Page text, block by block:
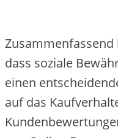
Zusammenfassend
d‬ass soziale
e‬inen
a‬uf d‬as